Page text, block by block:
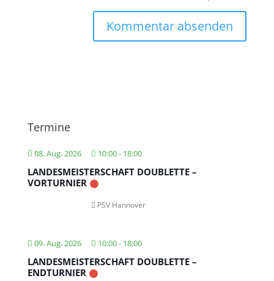
Termine
08. Aug. 2026 10:00- 18:00
LANDESMEISTERSCHAFT DOUBLETTE –
VORTURNIER
PSV Hannover
09. Aug. 2026 10:00- 18:00
LANDESMEISTERSCHAFT DOUBLETTE –
ENDTURNIER